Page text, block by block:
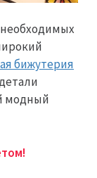
бижутерия
модный